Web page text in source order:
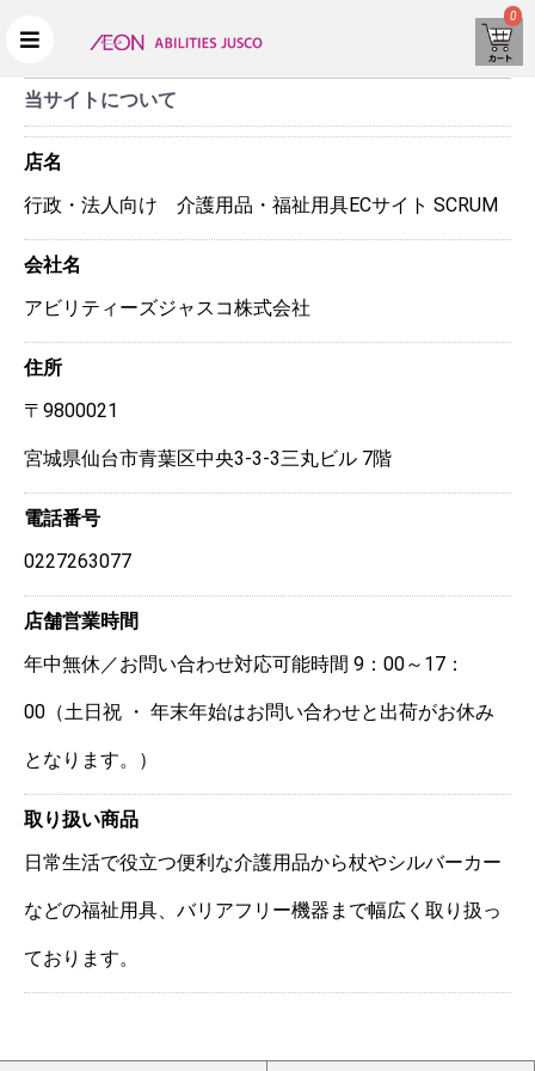
0
当サイトについて
店名
行政・法人向け 介護用品・福祉用具ECサイト SCRUM
会社名
アビリティーズジャスコ株式会社
住所
〒9800021
宮城県仙台市青葉区中央3-3-3三丸ビル 7階
電話番号
0227263077
店舗営業時間
年中無休／お問い合わせ対応可能時間 9：00～17：
00（土日祝 ・ 年末年始はお問い合わせと出荷がお休み
となります。）
取り扱い商品
日常生活で役立つ便利な介護用品から杖やシルバーカー
などの福祉用具、バリアフリー機器まで幅広く取り扱っ
ております。